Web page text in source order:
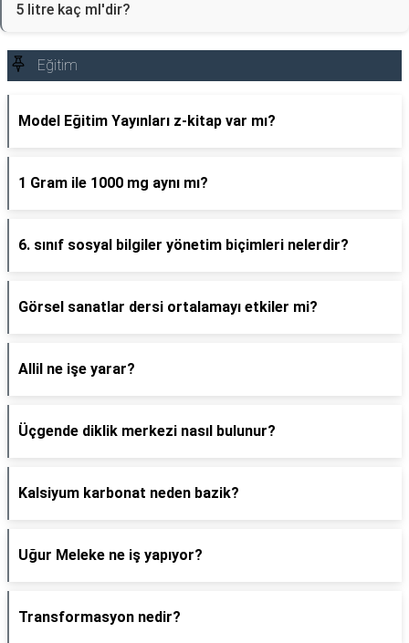
5 litre kaç ml'dir?
Eğitim
Model Eğitim Yayınları z-kitap var mı?
1 Gram ile 1000 mg aynı mı?
6. sınıf sosyal bilgiler yönetim biçimleri nelerdir?
Görsel sanatlar dersi ortalamayı etkiler mi?
Allil ne işe yarar?
Üçgende diklik merkezi nasıl bulunur?
Kalsiyum karbonat neden bazik?
Uğur Meleke ne iş yapıyor?
Transformasyon nedir?